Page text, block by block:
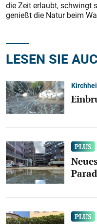
die Zeit erlaubt, schwingt
genießt die Natur beim
LESEN SIE